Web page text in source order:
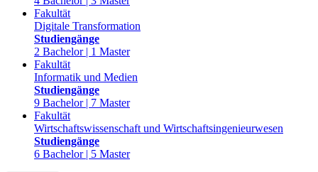
Fakultät
Digitale Transformation
Studiengänge
2 Bachelor | 1 Master
Fakultät
Informatik und Medien
Studiengänge
9 Bachelor | 7 Master
Fakultät
Wirtschaftswissenschaft und Wirtschaftsingenieurwesen
Studiengänge
6 Bachelor | 5 Master